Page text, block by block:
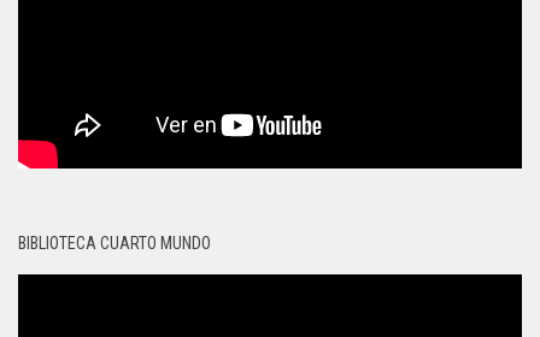
BIBLIOTECA CUARTO MUNDO